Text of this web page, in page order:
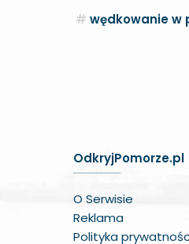
wędkowanie w
OdkryjPomorze.pl
O Serwisie
Reklama
Polityka